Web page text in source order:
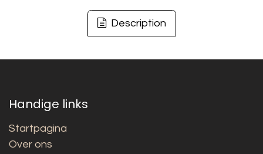
Description
Handige links
Startpagina
Over ons